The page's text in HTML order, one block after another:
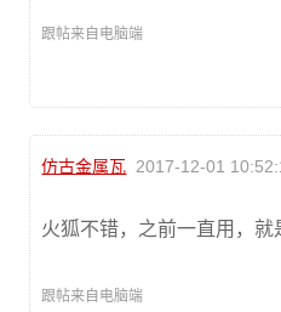
跟帖来自电脑端
仿古金属瓦 2017-12-01
火狐不错，之前一直用，就
跟帖来自电脑端